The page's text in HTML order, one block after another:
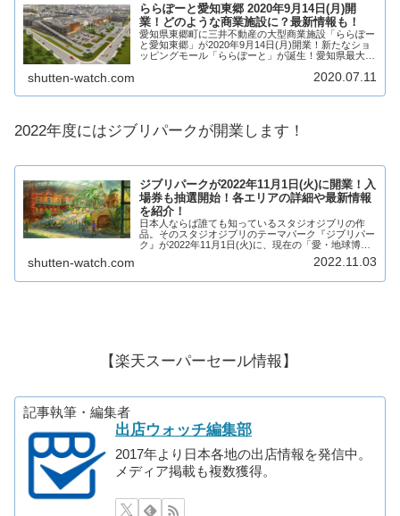
ららぽーと愛知東郷 2020年9月14日(月)開
業！どのような商業施設に？最新情報も！
愛知県東郷町に三井不動産の大型商業施設「ららぽー
と愛知東郷」が2020年9月14日(月)開業！新たなショ
ッピングモール「ららぽーと」が誕生！愛知県最大級
ン、雑貨、飲食店、サービス店舗など201...
shutten-watch.com 2020.07.11
2022年度にはジブリパークが開業します！
ジブリパークが2022年11月1日(火)に開業！入
場券も抽選開始！各エリアの詳細や最新情報
を紹介！
日本人ならば誰ても知っているスタジオジブリの作
品。そのスタジオジブリのテーマパーク『ジブリパー
ク』が2022年11月1日(火)に、現在の「愛・地球博記
念公園(モリコロパーク)」に開業予定となっておりま
す!すでに注目が集まっているこのジブリパ...
shutten-watch.com 2022.11.03
【楽天スーパーセール情報】
記事執筆・編集者
出店ウォッチ編集部
2017年より日本各地の出店情報を発信中。
メディア掲載も複数獲得。